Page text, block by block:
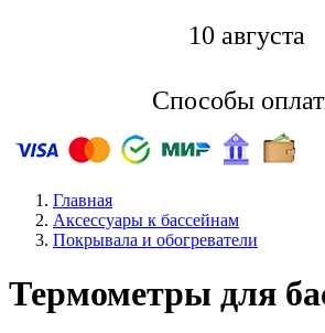
10 августа
Способы
Главная
Аксессуары к бассейнам
Покрывала и обогреватели
Термометры для